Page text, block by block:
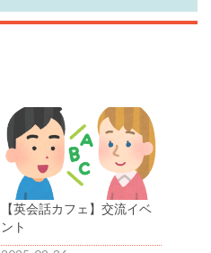
【英会話カフェ】交流イベ
ント